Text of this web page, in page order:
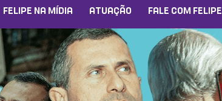
FELIPE NA MÍDIA ATUAÇÃO FALE COM FELIPE